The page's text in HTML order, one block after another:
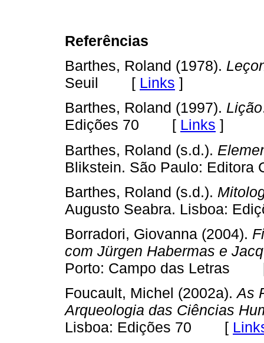
Referências
Barthes, Roland (1978).
Seuil [ Links ]
Barthes, Roland (1997). Lição
Edições 70 [ Links ]
Barthes, Roland (s.d.).
Blikstein. São Paulo:
Barthes, Roland (s.d.).
Augusto Seabra. Lisboa:
Borradori, Giovanna (2004).
com Jürgen Habermas e
Porto: Campo das
Foucault, Michel (2002a).As
Arqueologia das Ciências
Lisboa: Edições 70 [